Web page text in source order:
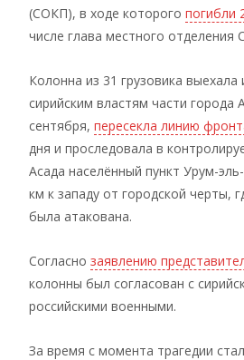
(СОКП), в ходе которого погибли
числе глава местного отделения
Колонна из 31 грузовика
сирийским властям части города
сентября, пересекла линию
дня и проследовала в
Асада населённый пункт Урум-
км к западу от городской черты,
была атакована.
Согласно заявлению
колонны был согласован с
российскими военными.
За время с момента трагедии